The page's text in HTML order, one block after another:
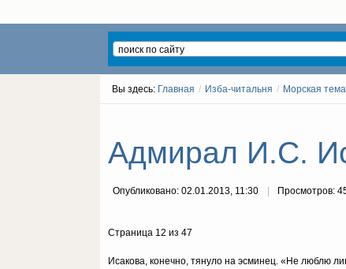
Вы здесь: Главная / Изба-читальня / Морская
Адмирал И.С.
Опубликовано: 02.01.2013, 11:30 Просмотров:
Страница 12 из 47
Исакова, конечно, тянуло на эсминец. «Не люблю